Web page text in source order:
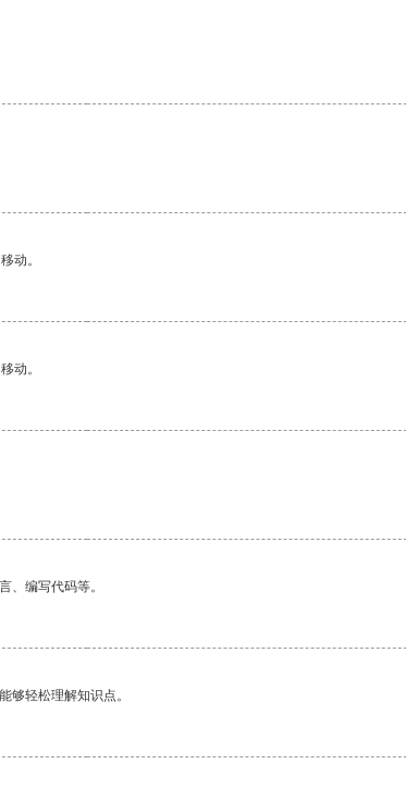
动。
动。
、编写代码等。
够轻松理解知识点。